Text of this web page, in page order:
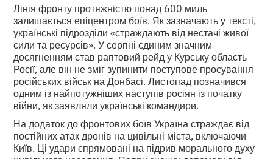
Лінія фронту протяжністю понад 600 миль
залишається епіцентром боїв. Як зазначають у тексті,
українські підрозділи «страждають від нестачі живої
сили та ресурсів». У серпні єдиним значним
досягненням став раптовий рейд у Курську область
Росії, але він не зміг зупинити поступове просування
російських військ на Донбасі. Листопад позначився
одним із найпотужніших наступів росіян із початку
війни, як заявляли українські командири.
На додаток до фронтових боїв Україна страждає від
постійних атак дронів на цивільні міста, включаючи
Київ. Ці удари спрямовані на підрив морального духу